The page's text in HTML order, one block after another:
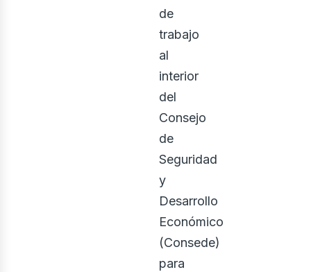
de
trabajo
al
interior
del
Consejo
de
Seguridad
y
Desarrollo
Económico
(Consede)
para